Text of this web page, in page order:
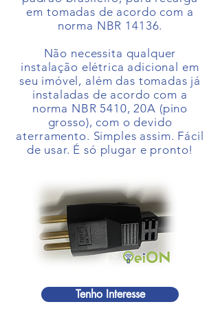
em tomadas de acordo com a
norma NBR 14136.
Não necessita qualquer
instalação elétrica adicional em
seu imóvel, além das tomadas já
instaladas de acordo com a
norma NBR 5410, 20A (pino
grosso), com o devido
aterramento. Simples assim. Fácil
de usar. É só plugar e pronto!
Tenho Interesse